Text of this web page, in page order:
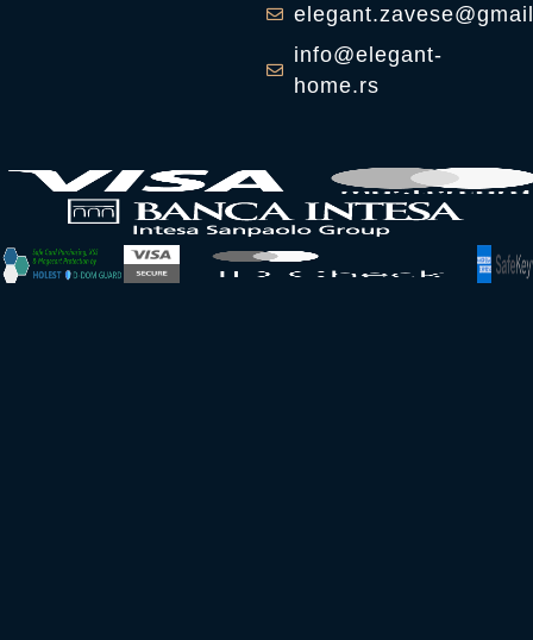
info@elegant-
home.rs